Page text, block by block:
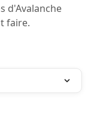
d'Avalanche
faire.